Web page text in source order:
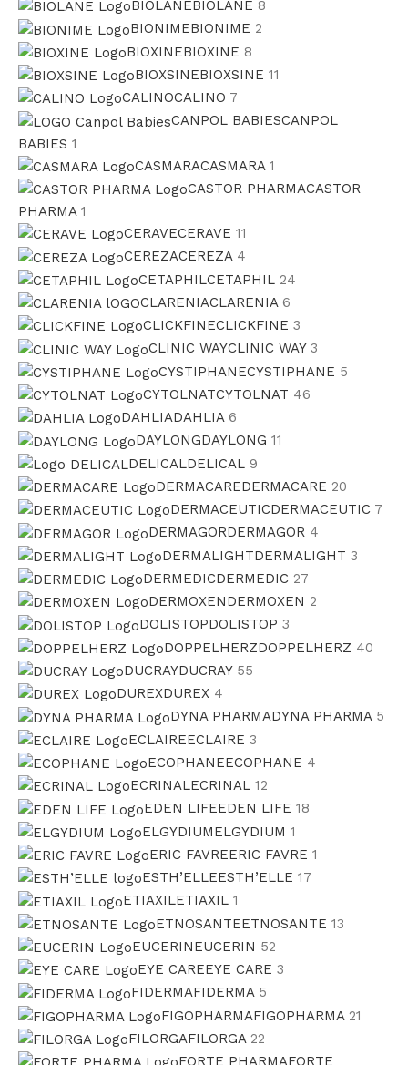
BIOLANEBIOLANE 8
BIONIMEBIONIME 2
BIOXINEBIOXINE 8
BIOXSINEBIOXSINE 11
CALINOCALINO 7
CANPOL BABIESCANPOL
BABIES 1
CASMARACASMARA 1
CASTOR PHARMACASTOR
PHARMA 1
CERAVECERAVE 11
CEREZACEREZA 4
CETAPHILCETAPHIL 24
CLARENIACLARENIA 6
CLICKFINECLICKFINE 3
CLINIC WAYCLINIC WAY 3
CYSTIPHANECYSTIPHANE 5
CYTOLNATCYTOLNAT 46
DAHLIADAHLIA 6
DAYLONGDAYLONG 11
DELICALDELICAL 9
DERMACAREDERMACARE 20
DERMACEUTICDERMACEUTIC 7
DERMAGORDERMAGOR 4
DERMALIGHTDERMALIGHT 3
DERMEDICDERMEDIC 27
DERMOXENDERMOXEN 2
DOLISTOPDOLISTOP 3
DOPPELHERZDOPPELHERZ 40
DUCRAYDUCRAY 55
DUREXDUREX 4
DYNA PHARMADYNA PHARMA 5
ECLAIREECLAIRE 3
ECOPHANEECOPHANE 4
ECRINALECRINAL 12
EDEN LIFEEDEN LIFE 18
ELGYDIUMELGYDIUM 1
ERIC FAVREERIC FAVRE 1
ESTH’ELLEESTH’ELLE 17
ETIAXILETIAXIL 1
ETNOSANTEETNOSANTE 13
EUCERINEUCERIN 52
EYE CAREEYE CARE 3
FIDERMAFIDERMA 5
FIGOPHARMAFIGOPHARMA 21
FILORGAFILORGA 22
FORTE PHARMAFORTE